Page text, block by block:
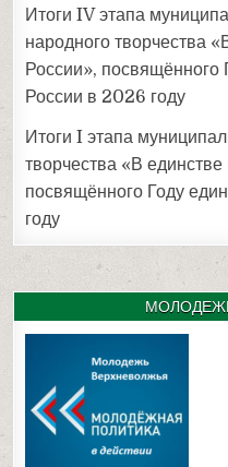
Итоги IV этапа
народного творчества
России», посвящённого
России в 2026 году
Итоги I этапа
творчества «В
посвящённого Году
году